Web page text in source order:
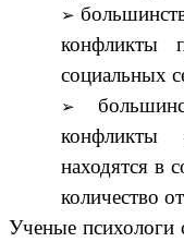
конфликты
социальных
конфликты
находятся в
количество
Ученые психологи